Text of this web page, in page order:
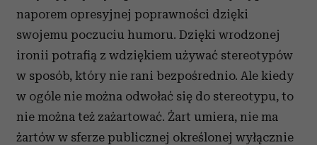
naporem opresyjnej poprawności dzięki
swojemu poczuciu humoru. Dzięki wrodzonej
ironii potrafią z wdziękiem używać stereotypów
w sposób, który nie rani bezpośrednio. Ale kiedy
w ogóle nie można odwołać się do stereotypu, to
nie można też zażartować. Żart umiera, nie ma
żartów w sferze publicznej określonej wyłącznie